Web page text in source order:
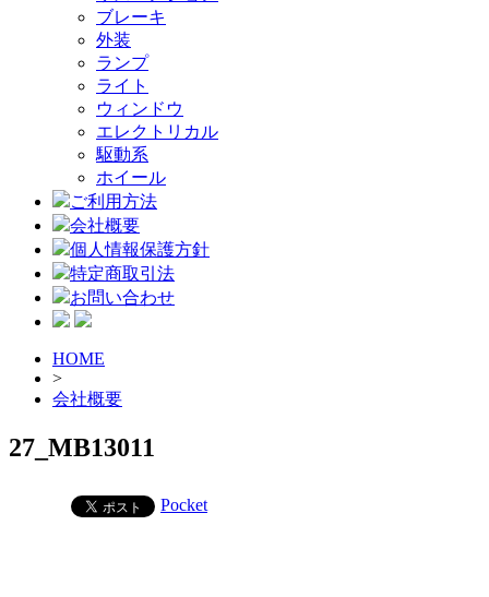
ブレーキ
外装
ランプ
ライト
ウィンドウ
エレクトリカル
駆動系
ホイール
ご利用方法
会社概要
個人情報保護方針
特定商取引法
お問い合わせ
HOME
>
会社概要
27_MB13011
Pocket